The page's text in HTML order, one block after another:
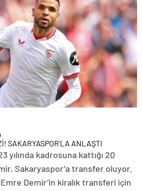
SAKARYASPOR’LA ANLAŞTI
yılında kadrosuna kattığı 20
Sakaryaspor’a transfer oluyor.
Demir’in kiralık transferi için